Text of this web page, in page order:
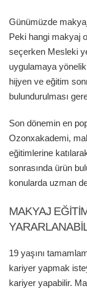
Günümüzde
Peki hangi makyaj
seçerken Mesleki
uygulamaya
hijyen ve eğitim
bulundurulması
Son dönemin en
Ozonxakademi,
eğitimlerine
sonrasında ürün
konularda uzman
MAKYAJ
19 yaşını
kariyer yapmak
kariyer yapabilir.